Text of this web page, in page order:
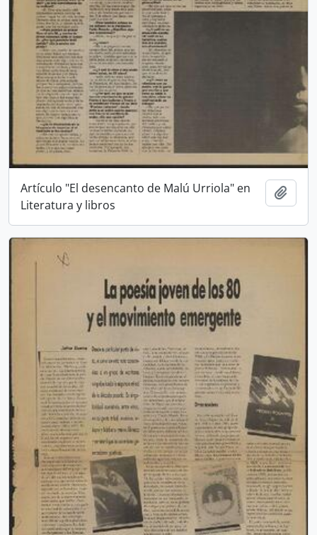
Artículo "El desencanto de Malú Urriola" en
Literatura y libros